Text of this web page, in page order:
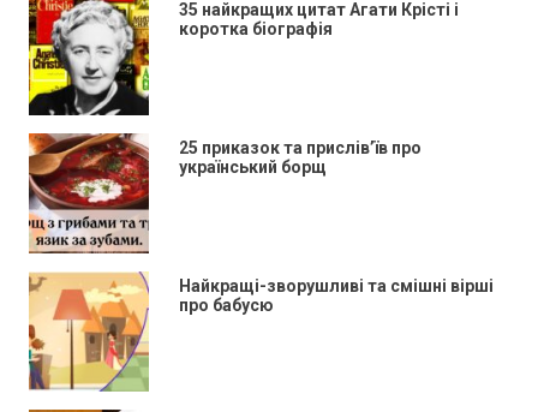
35 найкращих цитат Агати Крісті і
коротка біографія
25 приказок та прислів’їв про
український борщ
Найкращі-зворушливі та смішні вірші
про бабусю